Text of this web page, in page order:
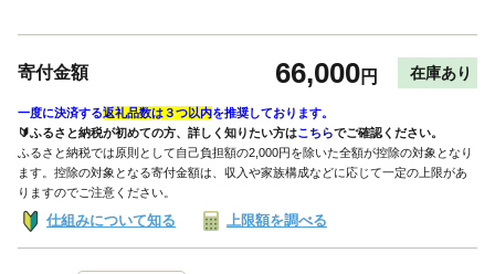
寄付金額 66,000円 在庫あり
一度に決済する返礼品数は３つ以内を推奨しております。
🔰ふるさと納税が初めての方、詳しく知りたい方はこちらでご確認ください。
ふるさと納税では原則として自己負担額の2,000円を除いた全額が控除の対象となり
ます。控除の対象となる寄付金額は、収入や家族構成などに応じて一定の上限があ
りますのでご注意ください。
仕組みについて知る 上限額を調べる